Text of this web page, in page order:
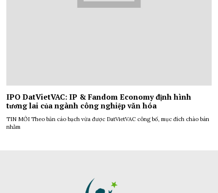
IPO DatVietVAC: IP & Fandom Economy định hình
tương lai của ngành công nghiệp văn hóa
TIN MỚI Theo bản cáo bạch vừa được DatVietVAC công bố, mục đích chào bán
nhằm